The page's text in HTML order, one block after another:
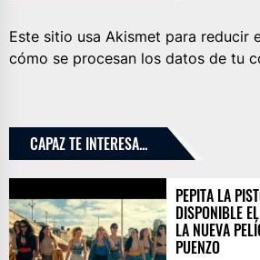
Este sitio usa Akismet para reducir
cómo se procesan los datos de tu
CAPAZ TE INTERESA...
PEPITA LA
DISPONIBLE
LA NUEVA
PUENZO